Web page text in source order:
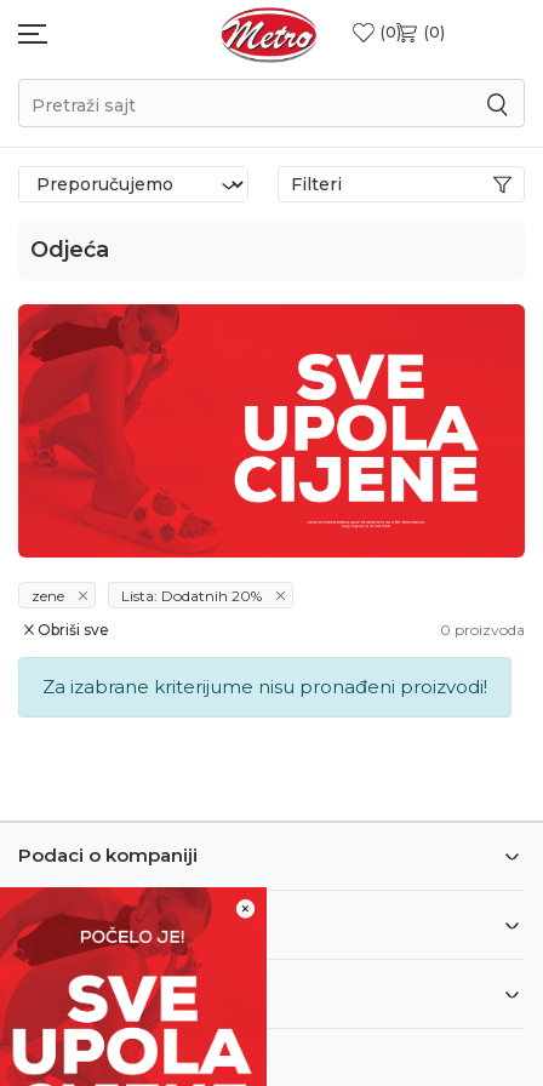
0 0
Pretraži sajt
×
Odjeća
Filteri
zene
Lista: Dodatnih 20%
0 proizvoda
Obriši sve
Za izabrane kriterijume nisu pronađeni proizvodi!
Podaci o kompaniji
Informacije
Korisnički servis
Newsletter